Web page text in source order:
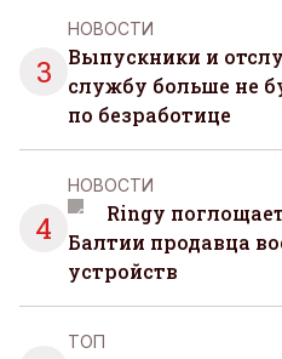
3
НОВОСТИ
Выпускники и
службу больше не
по безработице
4
НОВОСТИ
Ringy
Балтии продавца
устройств
ТОП